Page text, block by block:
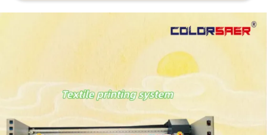
SITEMAP